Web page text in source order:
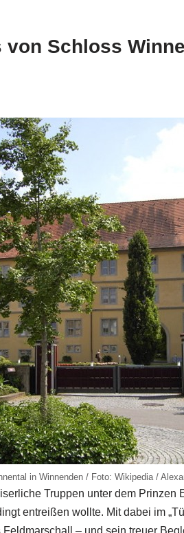
von Schloss
in Winnenden / Foto: Wikipedia /
Truppen unter dem Prinzen
entreißen wollte. Mit dabei im
– und sein treuer